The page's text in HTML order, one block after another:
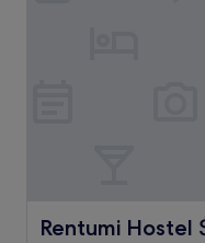
Rentumi Hostel
Rentumi Hostel